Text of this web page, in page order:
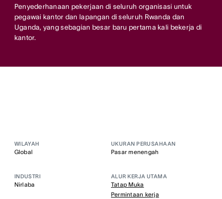
Penyederhanaan pekerjaan di seluruh organisasi untuk
pegawai kantor dan lapangan di seluruh Rwanda dan
Uganda, yang sebagian besar baru pertama kali bekerja di
kantor.
WILAYAH
Global
UKURAN PERUSAHAAN
Pasar menengah
INDUSTRI
Nirlaba
ALUR KERJA UTAMA
Tatap Muka
Permintaan kerja